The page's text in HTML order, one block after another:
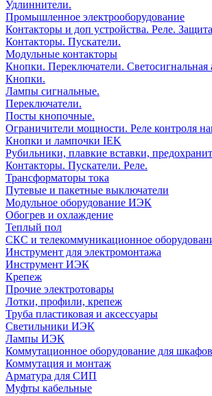
Удлиннители.
Промышленное электрооборудование
Контакторы и доп устройства. Реле.
Контакторы. Пускатели.
Модульные контакторы
Кнопки. Переключатели. Светосигнальная
Кнопки.
Лампы сигнальные.
Переключатели.
Посты кнопочные.
Ограничители мощности. Реле контроля
Кнопки и лампочки IEK
Рубильники, плавкие вставки,
Контакторы. Пускатели. Реле.
Трансформаторы тока
Путевые и пакетные выключатели
Модульное оборудование ИЭК
Обогрев и охлаждение
Теплый пол
СКС и телекоммуникационное
Инструмент для электромонтажа
Инструмент ИЭК
Крепеж
Прочие электротовары
Лотки, профили, крепеж
Труба пластиковая и аксессуары
Светильники ИЭК
Лампы ИЭК
Коммутационное оборудование для шкафов
Коммутация и монтаж
Арматура для СИП
Муфты кабельные